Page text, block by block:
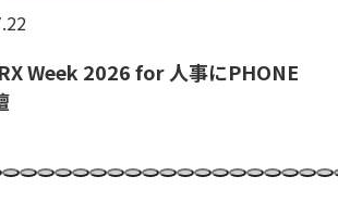
Week 2026 for 人事にPHONE